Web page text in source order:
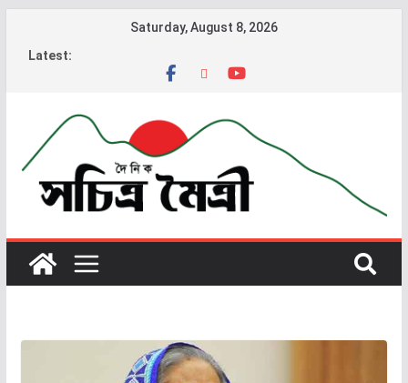
Saturday, August 8, 2026
Latest: